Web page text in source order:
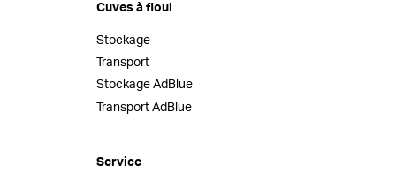
Cuves à fioul
Stockage
Transport
Stockage AdBlue
Transport AdBlue
Service